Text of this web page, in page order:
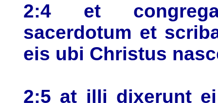
2:4 et
sacerdotum et
eis ubi Christus
2:5 at illi dixerunt